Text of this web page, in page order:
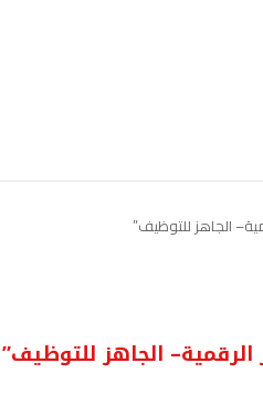
الجاهز للتوظيف”
الجاهز للتوظيف”